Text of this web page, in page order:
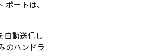
ートは、
自動送信し
のハンドラ